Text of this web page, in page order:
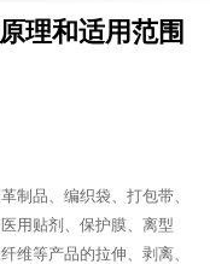
理和适用范围
制品、编织袋、打包带、
用贴剂、保护膜、离型
维等产品的拉伸、剥离、